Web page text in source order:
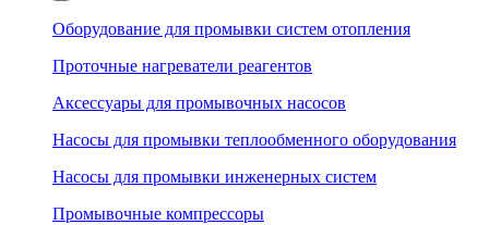
Оборудование для промывки систем отопления
Проточные нагреватели реагентов
Аксессуары для промывочных насосов
Насосы для промывки теплообменного оборудования
Насосы для промывки инженерных систем
Промывочные компрессоры